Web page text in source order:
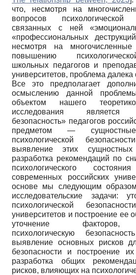
что, несмотря на
вопросов
связанных с ней
«профессиональных
несмотря на
повышению
школьных педагогов и
университетов, проблема
Все это предполагает
осмыслению данной
объектом нашего теоретико-
исследования является
безопасность» педагогов
предметом — сущностные
психологической
выявление этих сущностных
разработка рекомендаций по
психологического
современных российских
основе мы следующим
исследовательские задачи:
психологической
университетов и построение ее
уточнение факторов,
психологическую
выявление основных рисков
безопасности и построение
разработка общих
рисков, влияющих на